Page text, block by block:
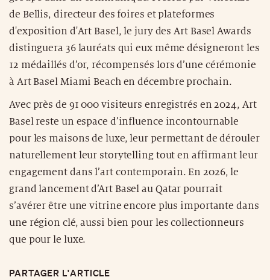
de Bellis, directeur des foires et plateformes
d'exposition d'Art Basel, le jury des Art Basel Awards
distinguera 36 lauréats qui eux même désigneront les
12 médaillés d’or, récompensés lors d’une cérémonie
à Art Basel Miami Beach en décembre prochain.
Avec près de 91 000 visiteurs enregistrés en 2024, Art
Basel reste un espace d’influence incontournable
pour les maisons de luxe, leur permettant de dérouler
naturellement leur storytelling tout en affirmant leur
engagement dans l’art contemporain. En 2026, le
grand lancement d’Art Basel au Qatar pourrait
s’avérer être une vitrine encore plus importante dans
une région clé, aussi bien pour les collectionneurs
que pour le luxe.
PARTAGER L'ARTICLE